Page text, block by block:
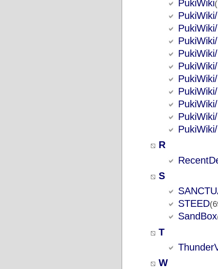
PukiWiki
R
S
STEED
SandBox
T
W